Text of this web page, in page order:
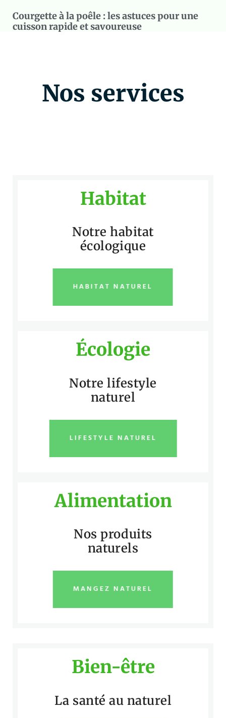
Courgette à la poêle : les astuces pour une
cuisson rapide et savoureuse
Nos services
Habitat
Notre habitat
écologique
HABITAT NATUREL
Écologie
Notre lifestyle
naturel
LIFESTYLE NATUREL
Alimentation
Nos produits
naturels
MANGEZ NATUREL
Bien-être
La santé au naturel